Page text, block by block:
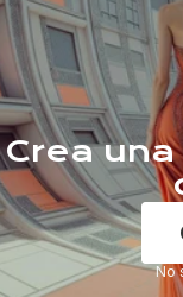
Crea
No